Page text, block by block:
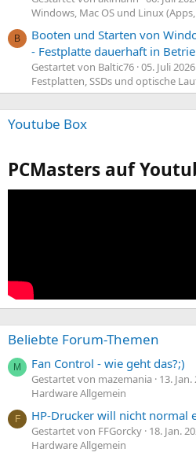
Windows, Mac OS und Linux
B
Booten und Starten von
- Festplatte dauerhaft in
Gestartet von Baltic76 05. Juli 2026
Festplatten, SSDs und optische
Youtube Box
PCMasters auf
Beliebte Forum-Themen
M Fan Control - wie geht das?;)
Gestartet von mazemania 13. Jan.
Hardware Allgemein
F HP-Drucker will nicht normal
Gestartet von FFGorcky 18. Jan.
Hardware Allgemein